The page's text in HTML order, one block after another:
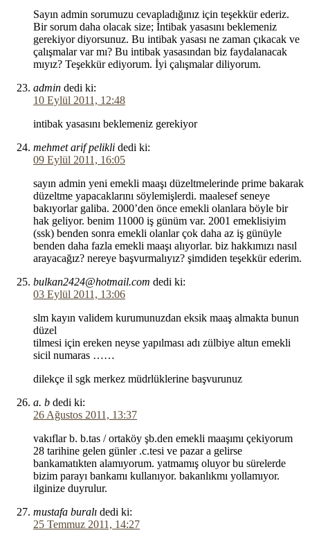
Sayın admin sorumuzu cevapladığınız için teşekkür ederiz.
Bir sorum daha olacak size; İntibak yasasını beklemeniz
gerekiyor diyorsunuz. Bu intibak yasası ne zaman çıkacak ve
çalışmalar var mı? Bu intibak yasasından biz faydalanacak
mıyız? Teşekkür ediyorum. İyi çalışmalar diliyorum.
admin dedi ki:
10 Eylül 2011, 12:48
intibak yasasını beklemeniz gerekiyor
mehmet arif pelikli dedi ki:
09 Eylül 2011, 16:05
sayın admin yeni emekli maaşı düzeltmelerinde prime bakarak
düzeltme yapacaklarını söylemişlerdi. maalesef seneye
bakıyorlar galiba. 2000’den önce emekli olanlara böyle bir
hak geliyor. benim 11000 iş günüm var. 2001 emeklisiyim
(ssk) benden sonra emekli olanlar çok daha az iş günüyle
benden daha fazla emekli maaşı alıyorlar. biz hakkımızı nasıl
arayacağız? nereye başvurmalıyız? şimdiden teşekkür ederim.
bulkan2424@hotmail.com dedi ki:
03 Eylül 2011, 13:06
slm kayın validem kurumunuzdan eksik maaş almakta bunun
düzel
tilmesi için ereken neyse yapılması adı zülbiye altun emekli
sicil numaras ……
dilekçe il sgk merkez müdrlüklerine başvurunuz
a. b dedi ki:
26 Ağustos 2011, 13:37
vakıflar b. b.tas / ortaköy şb.den emekli maaşımı çekiyorum
28 tarihine gelen günler .c.tesi ve pazar a gelirse
bankamatıkten alamıyorum. yatmamış oluyor bu sürelerde
bizim parayı bankamı kullanıyor. bakanlıkmı yollamıyor.
ilginize duyrulur.
mustafa buralı dedi ki:
25 Temmuz 2011, 14:27